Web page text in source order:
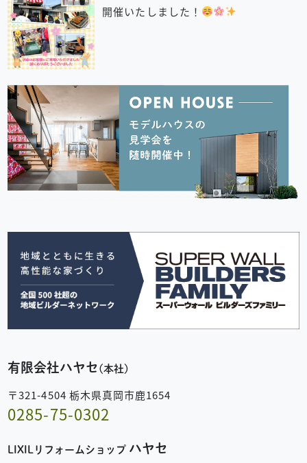
有限会社ハヤセ (本社)
〒321-4504 栃木県真岡市鹿1654
0285-75-0302
LIXILリフォームショップ ハヤセ
開催いたしました！